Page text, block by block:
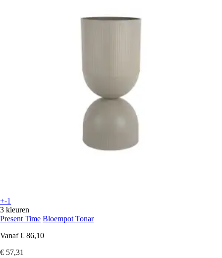
+-1
3 kleuren
Present Time Bloempot Tonar
Vanaf € 86,10
€ 57,31